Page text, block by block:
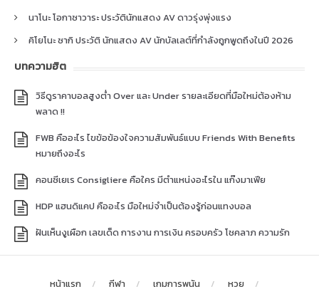
นาโนะ โอกาซาวาระ ประวัตินักแสดง AV ดาวรุ่งพุ่งแรง
คิโยโนะ ซากิ ประวัติ นักแสดง AV นักบัลเลต์ที่กำลังถูกพูดถึงในปี 2026
บทความฮิต
วิธีดูราคาบอลสูงต่ำ Over และ Under รายละเอียดที่มือใหม่ต้องห้าม
พลาด !!
FWB คืออะไร ไขข้อข้องใจความสัมพันธ์แบบ Friends With Benefits
หมายถึงอะไร
คอนซีเยเร Consigliere คือใคร มีตำแหน่งอะไรใน แก๊งมาเฟีย
HDP แฮนดิแคป คืออะไร มือใหม่จำเป็นต้องรู้ก่อนแทงบอล
ฝันเห็นงูเผือก เลขเด็ด การงาน การเงิน ครอบครัว โชคลาภ ความรัก
หน้าแรก กีฬา เกมการพนัน หวย